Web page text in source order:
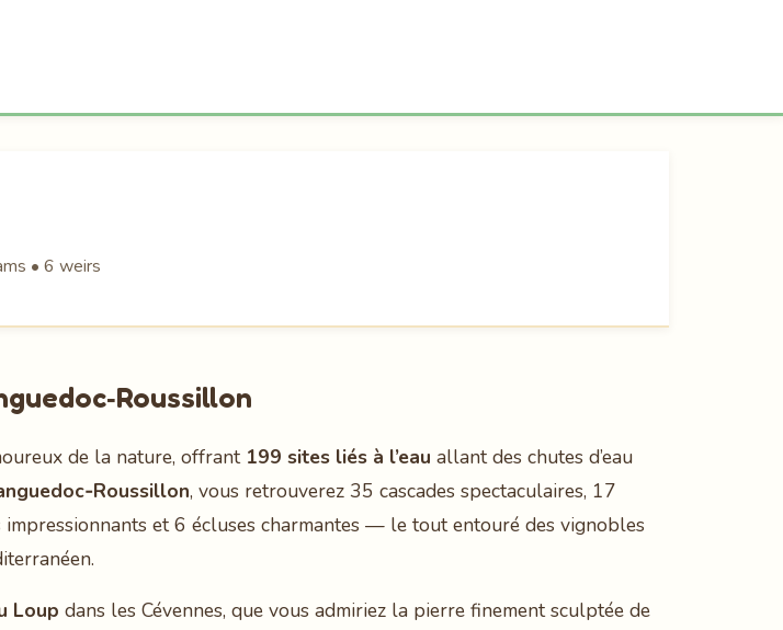
• 6 weirs
de la nature, offrant 199 sites liés à l’eau allant des chutes d’eau
, vous retrouverez 35 cascades spectaculaires, 17
et 6 écluses charmantes — le tout entouré des vignobles
Loup dans les Cévennes, que vous admiriez la pierre finement sculptée de